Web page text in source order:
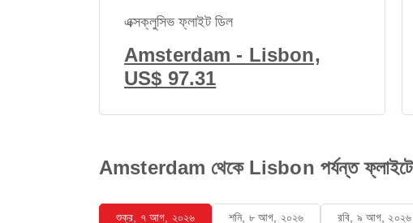
এক্সক্লুসিভ ফ্লাইট ডিল
Amsterdam - Lisbon,
US$ 97.31
Amsterdam থেকে Lisbon পর্যন্ত
শুক্র, ৭ আগ, ২০২৬ শনি, ৮ আগ, ২০২৬ রবি, ৯ আগ, ২০২৬